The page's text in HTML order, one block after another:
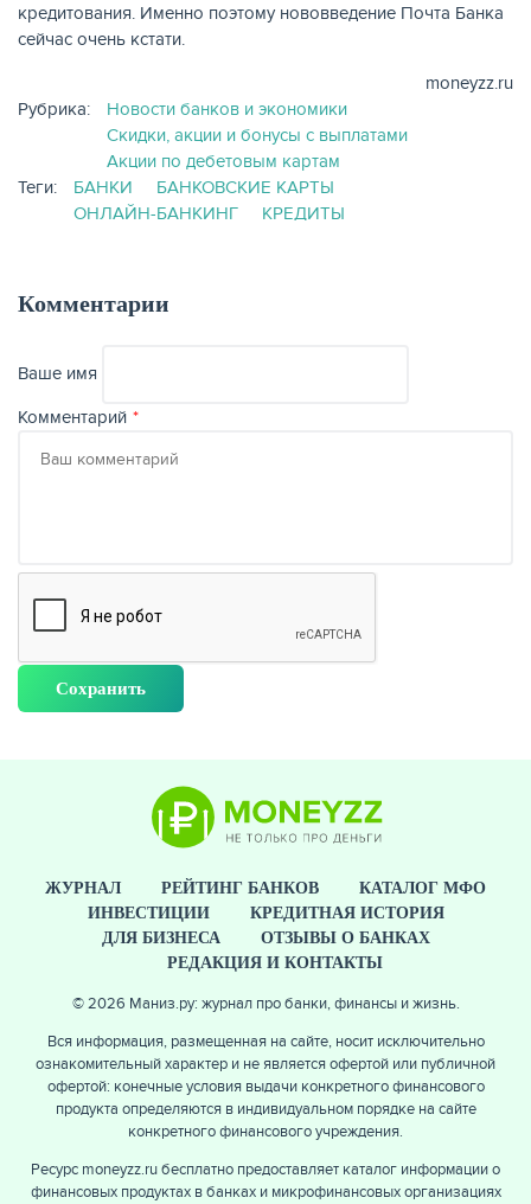
кредитования. Именно поэтому нововведение Почта Банка
сейчас очень кстати.
moneyzz.ru
Рубрика:
Новости банков и экономики
Скидки, акции и бонусы с выплатами
Акции по дебетовым картам
Теги:
БАНКИ
БАНКОВСКИЕ КАРТЫ
ОНЛАЙН-БАНКИНГ
КРЕДИТЫ
Комментарии
Ваше имя
Комментарий
ЖУРНАЛ РЕЙТИНГ БАНКОВ
КАТАЛОГ МФО
ИНВЕСТИЦИИ
КРЕДИТНАЯ ИСТОРИЯ
ДЛЯ БИЗНЕСА
ОТЗЫВЫ О БАНКАХ
РЕДАКЦИЯ И КОНТАКТЫ
© 2026 Маниз.ру: журнал про банки, финансы и жизнь.
Вся информация, размещенная на сайте, носит исключительно
ознакомительный характер и не является офертой или публичной
офертой: конечные условия выдачи конкретного финансового
продукта определяются в индивидуальном порядке на сайте
конкретного финансового учреждения.
Ресурс moneyzz.ru бесплатно предоставляет каталог информации о
финансовых продуктах в банках и микрофинансовых организациях